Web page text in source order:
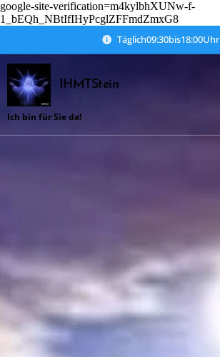
google-site-verification=m4kylbhXUNw-f-
1_bEQh_NBtIfIHyPcglZFFmdZmxG8
Täglich09:30bis18:00Uhr
IHMTStein
Ich bin für Sie da!